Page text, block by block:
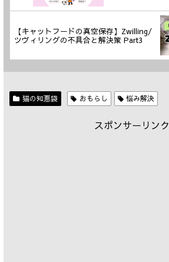
【キャットフードの真空保存】Zwilling/
ツヴィリングの不具合と解決策 Part3
猫の知恵袋 おもらし 悩み解決
スポンサーリンク